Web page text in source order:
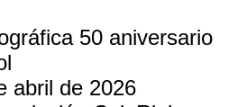
50 aniversario
abril de 2026